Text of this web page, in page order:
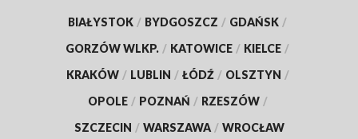
BIAŁYSTOK / BYDGOSZCZ / GDAŃSK /
GORZÓW WLKP. / KATOWICE / KIELCE /
KRAKÓW / LUBLIN / ŁÓDŹ / OLSZTYN /
OPOLE / POZNAŃ / RZESZÓW /
SZCZECIN / WARSZAWA / WROCŁAW